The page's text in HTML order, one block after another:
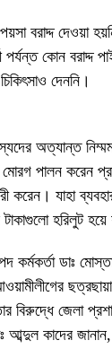
বরাদ্দ দেওয়া
পর্যন্ত কোন
দেননি।
অত্যান্ত
পালন করেন
করেন। যাহা
টাকাগুলো হরিলুট হয়ে
কর্মকর্তা ডাঃ
বিরুদ্ধে জেলা
কাদের জানান,